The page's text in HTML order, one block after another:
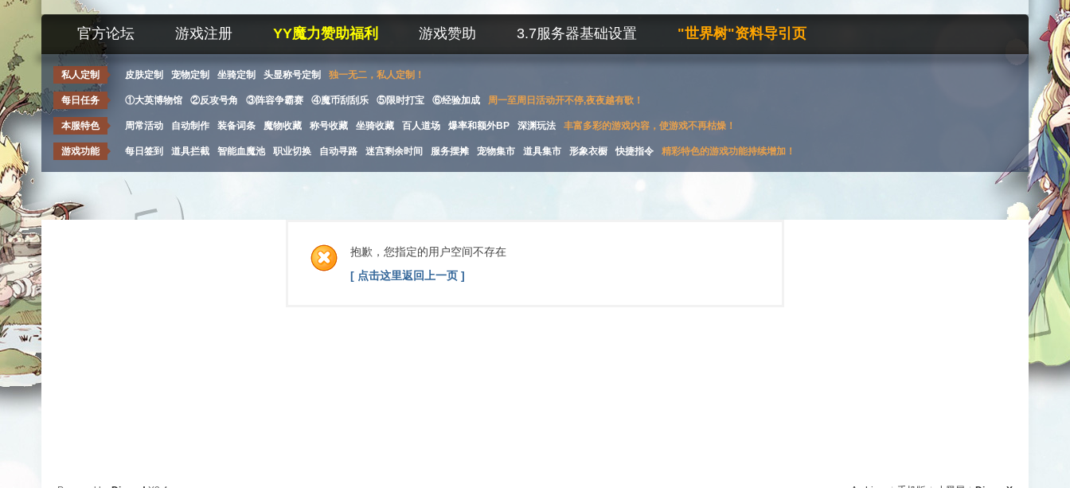
官方论坛 游戏注册 YY魔力赞助福利 游戏赞助 3.7服务器基础设置 "世界树"资料导引页
私人定制 皮肤定制 宠物定制 坐骑定制 头显称号定制 独一无二，私人定制！
每日任务 ①大英博物馆 ②反攻号角 ③阵容争霸赛 ④魔币刮刮乐 ⑤限时打宝 ⑥经验加成 周一至周日活动开不停,夜夜越有歌！
本服特色 周常活动 自动制作 装备词条 魔物收藏 称号收藏 坐骑收藏 百人道场 爆率和额外BP 深渊玩法 丰富多彩的游戏内容，使游戏不再枯燥！
游戏功能 每日签到 道具拦截 智能血魔池 职业切换 自动寻路 迷宫剩余时间 服务摆摊 宠物集市 道具集市 形象衣橱 快捷指令 精彩特色的游戏功能持续增加！
抱歉，您指定的用户空间不存在
[ 点击这里返回上一页 ]